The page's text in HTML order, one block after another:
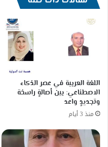
اللغة العربية في عصر الذكاء
الاصطناعي: بين أصالةٍ راسخة
وتجديدٍ واعد
منذ 3 أيام